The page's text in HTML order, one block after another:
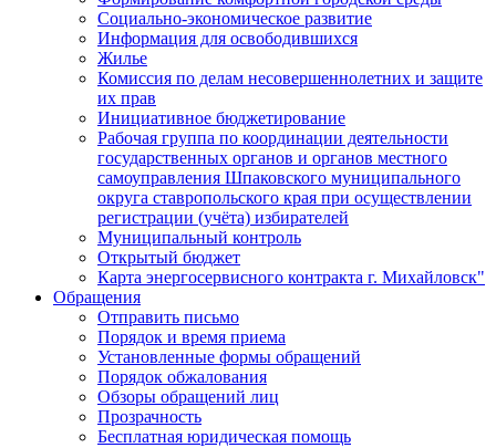
Социально-экономическое развитие
Информация для освободившихся
Жилье
Комиссия по делам несовершеннолетних и защите
их прав
Инициативное бюджетирование
Рабочая группа по координации деятельности
государственных органов и органов местного
самоуправления Шпаковского муниципального
округа ставропольского края при осуществлении
регистрации (учёта) избирателей
Муниципальный контроль
Открытый бюджет
Карта энергосервисного контракта г. Михайловск"
Обращения
Отправить письмо
Порядок и время приема
Установленные формы обращений
Порядок обжалования
Обзоры обращений лиц
Прозрачность
Бесплатная юридическая помощь